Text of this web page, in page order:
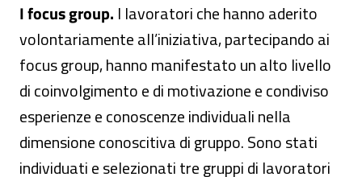
I focus group. I lavoratori che hanno aderito
volontariamente all’iniziativa, partecipando ai
focus group, hanno manifestato un alto livello
di coinvolgimento e di motivazione e condiviso
esperienze e conoscenze individuali nella
dimensione conoscitiva di gruppo. Sono stati
individuati e selezionati tre gruppi di lavoratori